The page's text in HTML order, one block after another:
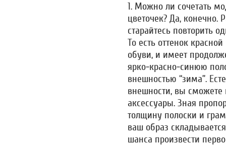
1. Можно ли сочетать
цветочек? Да, конечно.
старайтесь повторить
То есть оттенок
обуви, и имеет
ярко-красно-синюю
внешностью “зима”.
внешности, вы сможете
аксессуары. Зная
толщину полоски и
ваш образ
шанса произвести